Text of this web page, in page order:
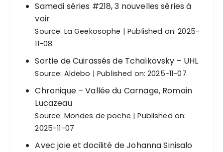
Samedi séries #218, 3 nouvelles séries à
voir
Source: La Geekosophe
Published on: 2025-
11-08
Sortie de Cuirassés de Tchaïkovsky – UHL
Source: Aldebo Published on: 2025-11-07
Chronique – Vallée du Carnage, Romain
Lucazeau
Source: Mondes de poche
Published on:
2025-11-07
Avec joie et docilité de Johanna Sinisalo